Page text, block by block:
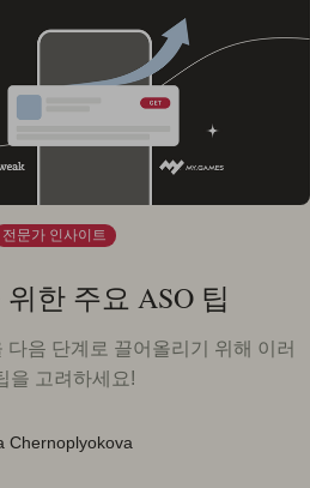
전문가 인사이트
한 주요 ASO 팁
다음 단계로 끌어올리기 위해 이러
을 고려하세요!
Chernoplyokova